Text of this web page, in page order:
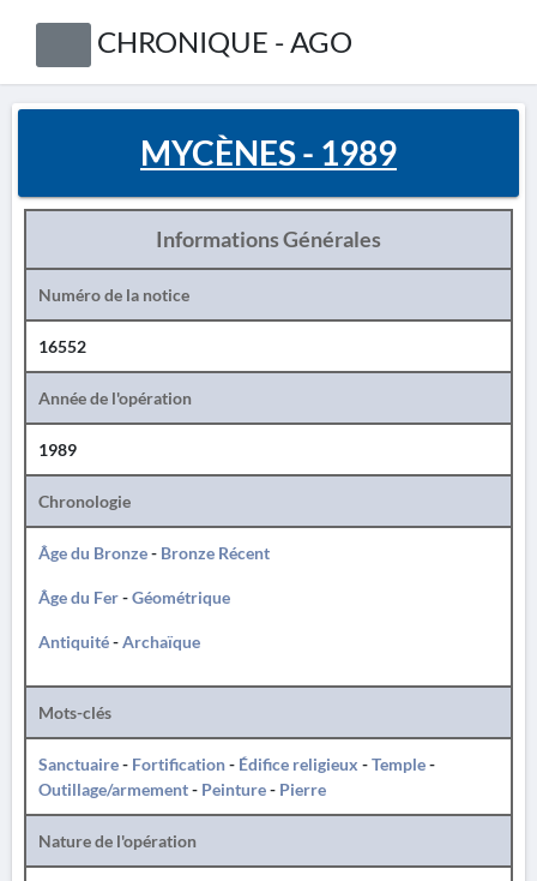
CHRONIQUE - AGO
MYCÈNES - 1989
Informations Générales
Numéro de la notice
16552
Année de l'opération
1989
Chronologie
Âge du Bronze- Bronze Récent
Âge du Fer-Géométrique
Antiquité-Archaïque
Mots-clés
Sanctuaire- Fortification- Édifice religieux -Temple-
Outillage/armement- Peinture- Pierre
Nature de l'opération